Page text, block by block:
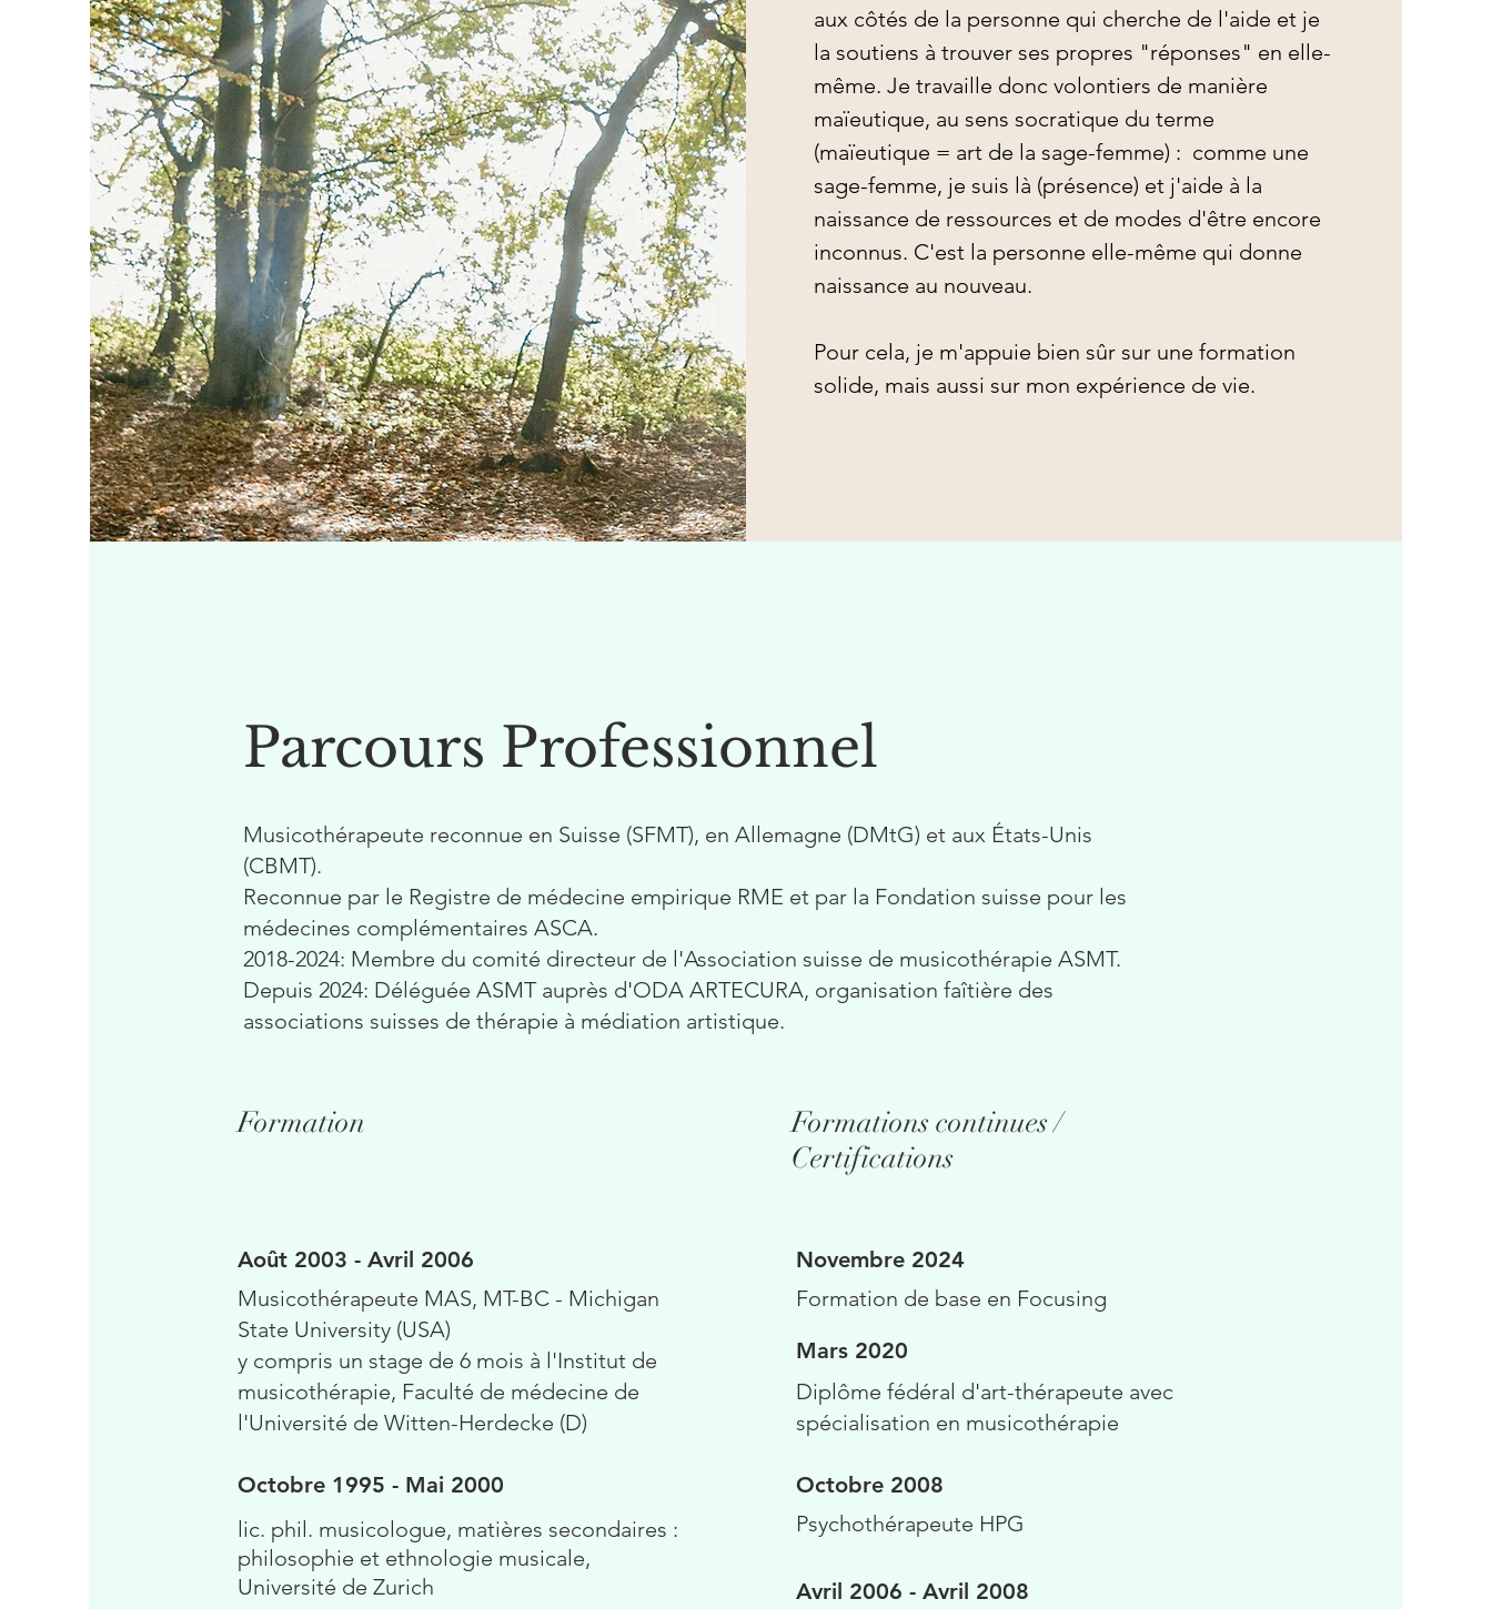
aux côtés de la personne qui cherche de l'aide et je
la soutiens à trouver ses propres "réponses" en elle-
même. Je travaille donc volontiers de manière
maïeutique, au sens socratique du terme
(maïeutique = art de la sage-femme) :  comme une
sage-femme, je suis là (présence) et j'aide à la
naissance de ressources et de modes d'être encore
inconnus. C'est la personne elle-même qui donne
naissance au nouveau.
Pour cela, je m'appuie bien sûr sur une formation
solide, mais aussi sur mon expérience de vie.
Parcours Professionnel
Musicothérapeute reconnue en Suisse (SFMT), en Allemagne (DMtG) et aux États-Unis
(CBMT).
Reconnue par le Registre de médecine empirique RME et par la Fondation suisse pour les
médecines complémentaires ASCA.
2018-2024: Membre du comité directeur de l'Association suisse de musicothérapie ASMT.
Depuis 2024: Déléguée ASMT auprès d'ODA ARTECURA, organisation faîtière des
associations suisses de thérapie à médiation artistique.
Formation
Août 2003 - Avril 2006
Musicothérapeute MAS, MT-BC - Michigan
State University (USA)
y compris un stage de 6 mois à l'Institut de
musicothérapie, Faculté de médecine de
l'Université de Witten-Herdecke (D)
Octobre 1995 - Mai 2000
lic. phil. musicologue, matières secondaires :
philosophie et ethnologie musicale,
Université de Zurich
Formations continues /
Certifications
Novembre 2024
Formation de base en Focusing
Mars 2020
Diplôme fédéral d'art-thérapeute avec
spécialisation en musicothérapie
Octobre 2008
Psychothérapeute HPG
Avril 2006 - Avril 2008